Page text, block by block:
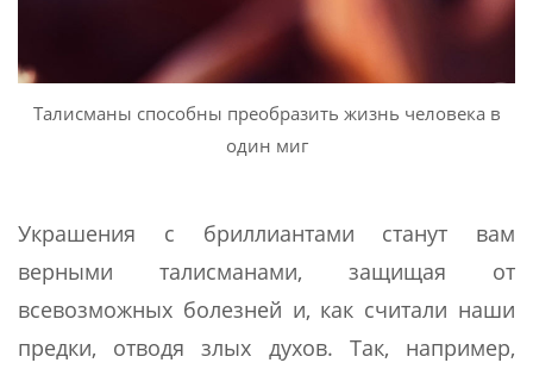
Талисманы способны преобразить жизнь человека в
один миг
Украшения с бриллиантами станут вам
верными талисманами, защищая от
всевозможных болезней и, как считали наши
предки, отводя злых духов. Так, например,